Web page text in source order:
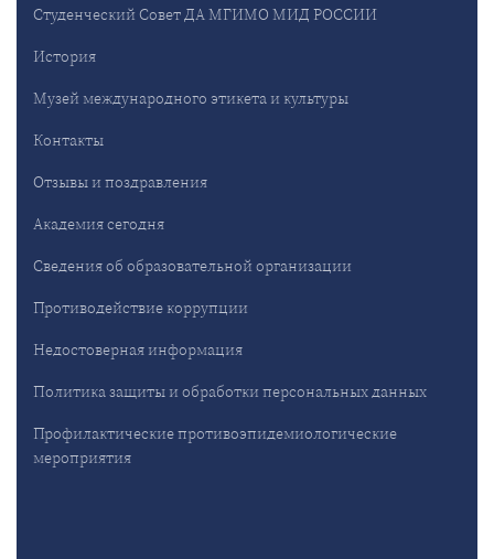
Студенческий Совет ДА МГИМО МИД РОССИИ
История
Музей международного этикета и культуры
Контакты
Отзывы и поздравления
Академия сегодня
Сведения об образовательной организации
Противодействие коррупции
Недостоверная информация
Политика защиты и обработки персональных данных
Профилактические противоэпидемиологические
мероприятия